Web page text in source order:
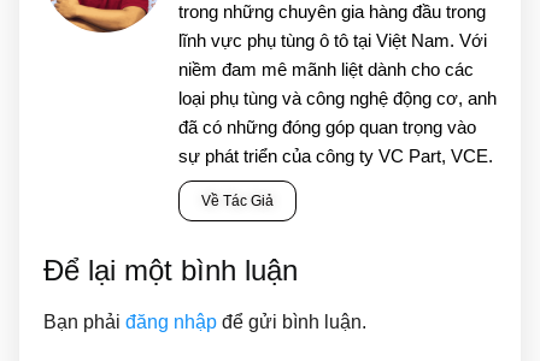
trong những chuyên gia hàng đầu trong
lĩnh vực phụ tùng ô tô tại Việt Nam. Với
niềm đam mê mãnh liệt dành cho các
loại phụ tùng và công nghệ động cơ, anh
đã có những đóng góp quan trọng vào
sự phát triển của công ty VC Part, VCE.
Về Tác Giả
Để lại một bình luận
Bạn phải đăng nhập để gửi bình luận.